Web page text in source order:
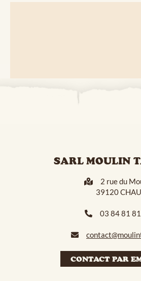
SARL MOULIN
2 rue du
39120
03 84 81
CONTACT PAR